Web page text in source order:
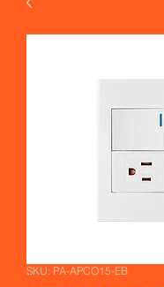
SKU: PA-APCO15-EB